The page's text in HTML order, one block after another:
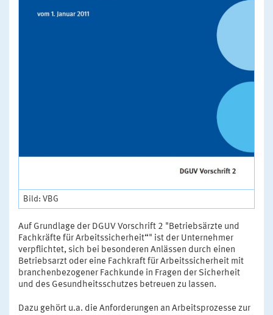
Bild: VBG
Auf Grundlage der DGUV Vorschrift 2 "Betriebsärzte und
Fachkräfte für Arbeitssicherheit“" ist der Unternehmer
verpflichtet, sich bei besonderen Anlässen durch einen
Betriebsarzt oder eine Fachkraft für Arbeitssicherheit mit
branchenbezogener Fachkunde in Fragen der Sicherheit
und des Gesundheitsschutzes betreuen zu lassen.
Dazu gehört u.a. die Anforderungen an Arbeitsprozesse zur